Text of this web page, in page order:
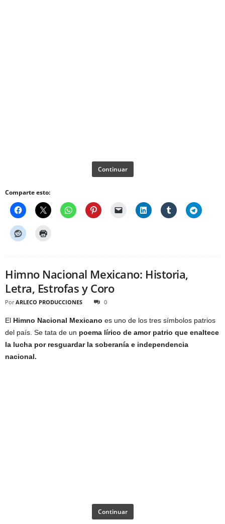
Continuar
Comparte esto:
Himno Nacional Mexicano: Historia,
Letra, Estrofas y Coro
Por ARLECO PRODUCCIONES 0
El Himno Nacional Mexicano es uno de los tres símbolos patrios
del país. Se tata de un poema lírico de amor patrio que enaltece
la lucha por resguardar la soberanía e independencia
nacional.
Continuar